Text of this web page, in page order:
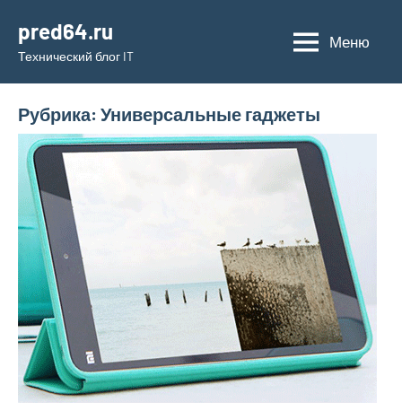
содержимому
pred64.ru
Технический блог IT
Меню
Рубрика: Универсальные гаджеты